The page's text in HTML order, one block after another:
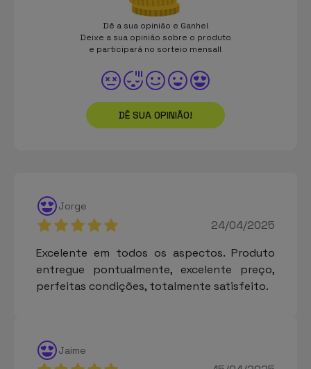
Dê a sua opinião e Ganhe!
Deixe a sua opinião sobre o produto
e participará no sorteio mensal!
DÊ SUA OPINIÃO!
Jorge
24/04/2025
Excelente em todos os aspectos. Produto
entregue pontualmente, excelente preço,
perfeitas condições, totalmente satisfeito.
Jaime